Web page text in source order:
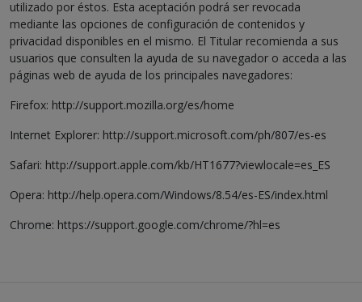
utilizado por éstos. Esta aceptación podrá ser revocada
mediante las opciones de configuración de contenidos y
privacidad disponibles en el mismo. El Titular recomienda a sus
usuarios que consulten la ayuda de su navegador o acceda a las
páginas web de ayuda de los principales navegadores:
Firefox: http://support.mozilla.org/es/home
Internet Explorer: http://support.microsoft.com/ph/807/es-es
Safari: http://support.apple.com/kb/HT1677?viewlocale=es_ES
Opera: http://help.opera.com/Windows/8.54/es-ES/index.html
Chrome: https://support.google.com/chrome/?hl=es